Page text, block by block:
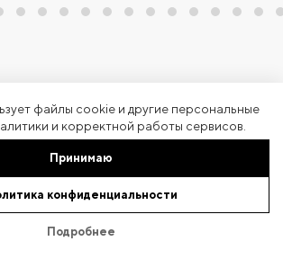
рассылку
продажи и письма о вещах, которые
файлы cookie и другие персональные
и корректной работы сервисов.
Принимаю
конфиденциальности
Подробнее